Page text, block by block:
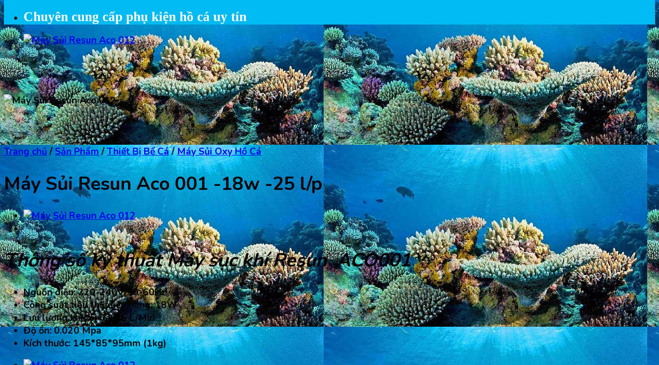
Chuyên cung cấp phụ kiện hồ cá uy tín
Trang chủ/Sản Phẩm/Thiết Bị Bể Cá/Máy Sủi Oxy Hồ Cá
Máy Sủi Resun Aco 001 -18w -25 l/p
Thông số kỹ thuậtMáy sục khíResunACO001
Nguồn điện: 220-240V/50-60Hz
Công suất tiêu thụ điện năng:18W
Lưu lượng khí tối đa: 25L/Min
Độ ồn: 0.020 Mpa
Kích thước: 145*85*95mm (1kg)